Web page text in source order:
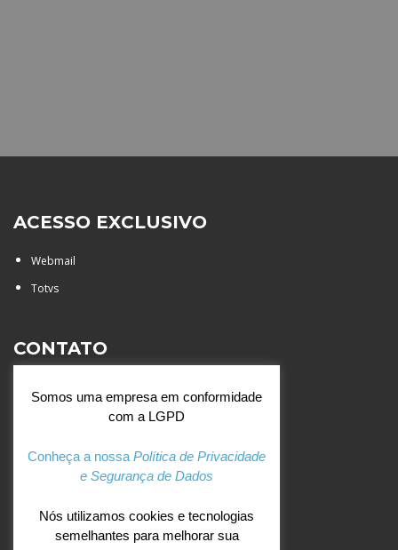
ACESSO EXCLUSIVO
Webmail
Totvs
CONTATO
Santa Catarina - São José do
Rio Preto (SP)
+55 (17) 3354 7000
agostiniano@csj.g12.br
Somos uma empresa em conformidade
com a LGPD
Conheça a nossa Política de Privacidade
e Segurança de Dados
Nós utilizamos cookies e tecnologias
semelhantes para melhorar sua